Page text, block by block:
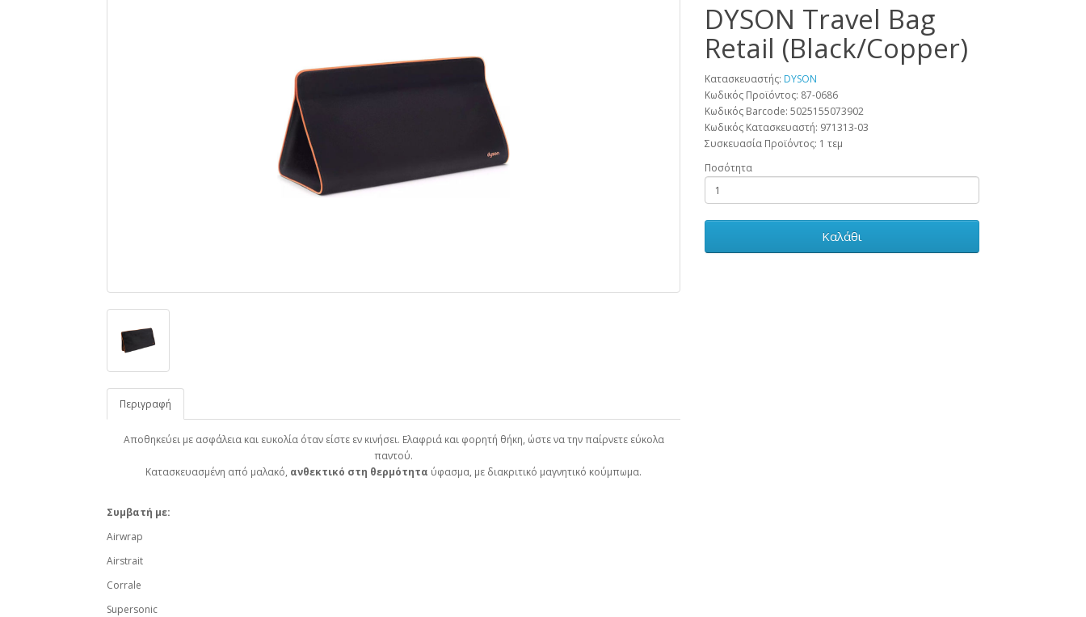
Περιγραφή
Αποθηκεύει με ασφάλεια και ευκολία όταν είστε εν κινήσει. Ελαφριά και φορητή θήκη, ώστε να την παίρνετε εύκολα
παντού.
Κατασκευασμένη από μαλακό, ανθεκτικό στη θερμότητα ύφασμα, με διακριτικό μαγνητικό κούμπωμα.
Συμβατή με:
Airwrap
Airstrait
Corrale
Supersonic
DYSON Travel Bag
Retail (Black/Copper)
Κατασκευαστής: DYSON
Κωδικός Προϊόντος: 87-0686
Κωδικός Barcode: 5025155073902
Κωδικός Κατασκευαστή: 971313-03
Συσκευασία Προϊόντος: 1 τεμ
Ποσότητα
Καλάθι